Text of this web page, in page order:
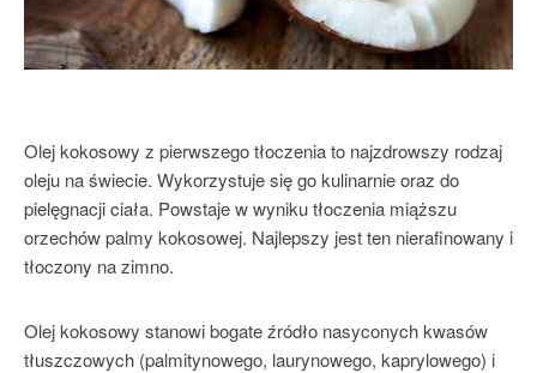
Olej kokosowy z pierwszego tłoczenia to najzdrowszy rodzaj
oleju na świecie. Wykorzystuje się go kulinarnie oraz do
pielęgnacji ciała. Powstaje w wyniku tłoczenia miąższu
orzechów palmy kokosowej. Najlepszy jest ten nierafinowany i
tłoczony na zimno.
Olej kokosowy stanowi bogate źródło nasyconych kwasów
tłuszczowych (palmitynowego, laurynowego, kaprylowego) i